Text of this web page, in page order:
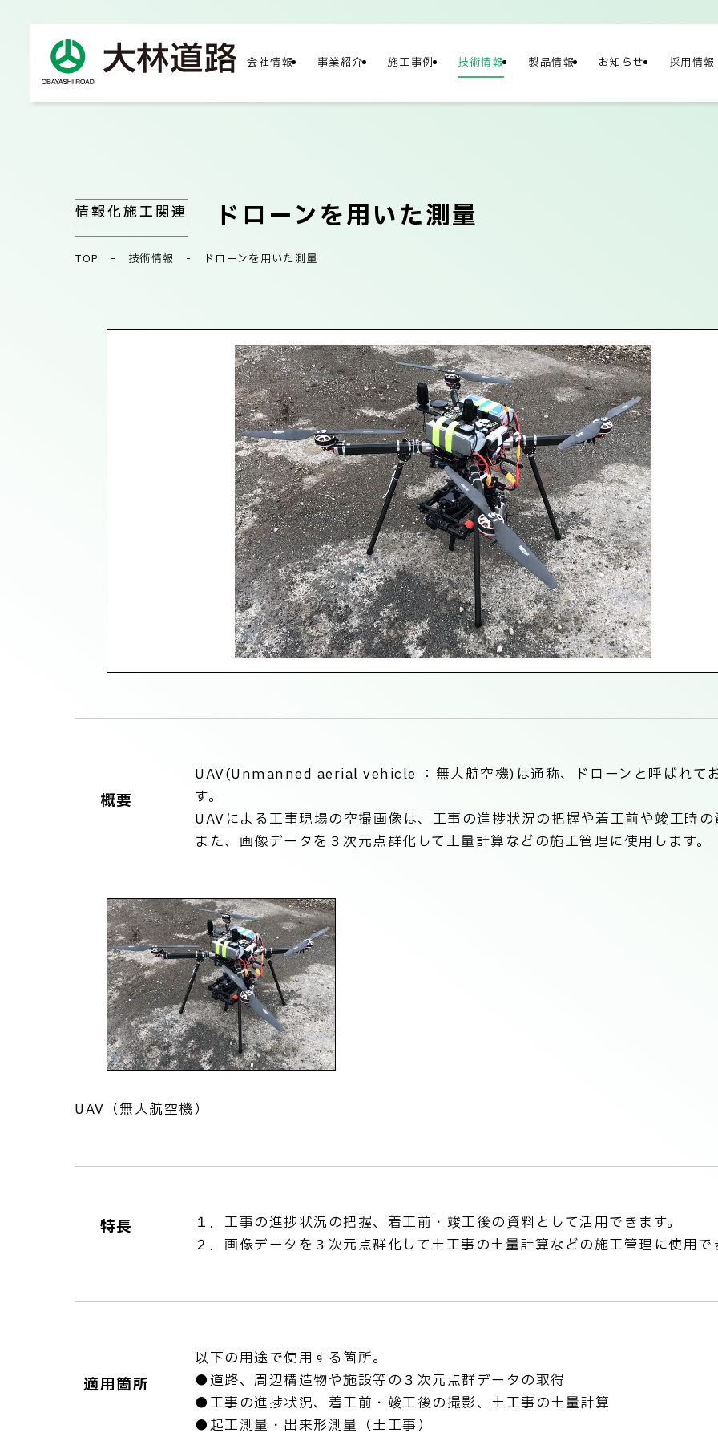
会社情報
会社概要
サステナビリティ ネットワーク
事業紹介 施工事例 技術情報 製品情報 お知らせ 採用情報
情報化施工関連 ドローンを用いた測量
TOP - 技術情報 - ドローンを用いた測量
概要
UAV(Unmanned aerial vehicle ：無人航空機)は通称、ドローンと呼ばれて
す。
UAVによる工事現場の空撮画像は、工事の進捗状況の把握や着工前や竣工時
また、画像データを３次元点群化して土量計算などの施工管理に使用します。
UAV（無人航空機）
特長
１．工事の進捗状況の把握、着工前・竣工後の資料として活用できます。
２．画像データを３次元点群化して土工事の土量計算などの施工管理に使用で
適用箇所
以下の用途で使用する箇所。
●道路、周辺構造物や施設等の３次元点群データの取得
●工事の進捗状況、着工前・竣工後の撮影、土工事の土量計算
●起工測量・出来形測量（土工事）